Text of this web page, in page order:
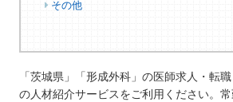
その他
「茨城県」「形成外科」の医師求人・転
の人材紹介サービスをご利用ください。